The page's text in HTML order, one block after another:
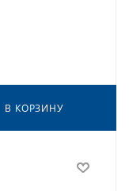
В КОРЗИНУ